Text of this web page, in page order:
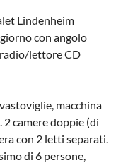
Lindenheim
con angolo
lettore CD
macchina
camere doppie (di
con 2 letti separati.
di 6 persone,